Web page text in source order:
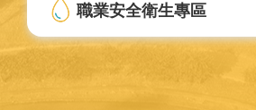
職業安全衛生專區